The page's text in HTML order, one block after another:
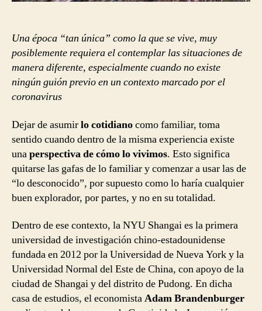
Una época “tan única” como la que se vive, muy
posiblemente requiera el contemplar las situaciones de
manera diferente, especialmente cuando no existe
ningún guión previo en un contexto marcado por el
coronavirus
Dejar de asumirlo cotidianocomo familiar, toma
sentido cuando dentro de la misma experiencia existe
unaperspectiva de cómo lo vivimos. Esto significa
quitarse las gafas de lo familiar y comenzar a usar las de
“lo desconocido”, por supuesto como lo haría cualquier
buen explorador, por partes, y no en su totalidad.
Dentro de ese contexto, la NYU Shangai es la primera
universidad de investigación chino-estadounidense
fundada en 2012 por la Universidad de Nueva York y la
Universidad Normal del Este de China, con apoyo de la
ciudad de Shangai y del distrito de Pudong. En dicha
casa de estudios, el economistaAdam Brandenburger